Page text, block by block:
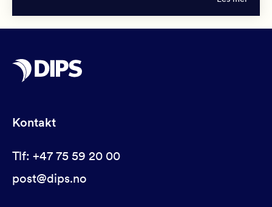
Kontakt
Tlf: +47 75 59 20 00
post@dips.no